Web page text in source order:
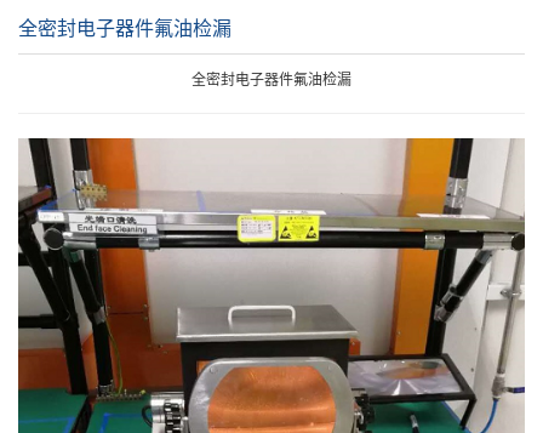
全密封电子器件氟油检漏
全密封电子器件氟油检漏